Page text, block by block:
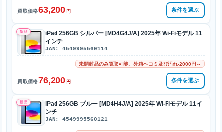
買取価格63,200 円 条件を選ぶ
新品
iPad 256GB シルバー [MD4G4J/A] 2025年 Wi-Fiモデル 11
インチ
JAN: 4549995560114
未開封品のみ買取可能。外箱ヘコミ及び汚れ-2000円～
買取価格76,200 円 条件を選ぶ
新品
iPad 256GB ブルー [MD4H4J/A] 2025年 Wi-Fiモデル 11イ
ンチ
JAN: 4549995560121